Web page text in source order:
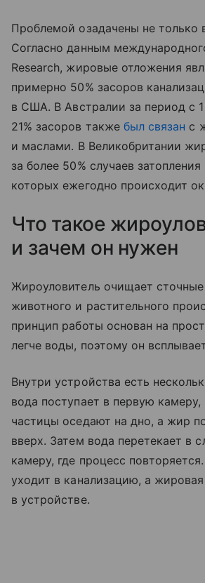
Проблемой озадачены не только
Согласно данным
Research, жировые отложения
примерно 50% засоров
в США. В Австралии за период с
21% засоров также был связан с
и маслами. В Великобритании
за более 50% случаев
которых ежегодно происходит
Что такое
и зачем он нужен
Жироуловитель очищает
животного и растительного
принцип работы основан на
легче воды, поэтому он
Внутри устройства есть
вода поступает в первую камеру,
частицы оседают на дно, а жир
вверх. Затем вода перетекает в
камеру, где процесс
уходит в канализацию, а
в устройстве.